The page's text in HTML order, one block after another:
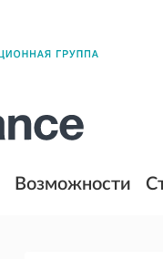
Возможности